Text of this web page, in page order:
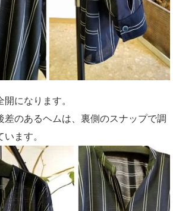
になります。
差のあるヘムは、裏側のスナップで調
ます。